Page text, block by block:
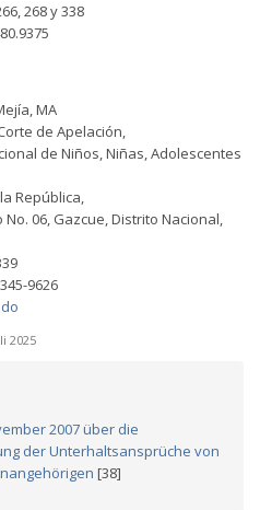
268 y 338
MA
de Apelación,
de Niños, Niñas, Adolescentes
República,
06, Gazcue, Distrito Nacional,
9626
2025
2007 über die
der Unterhaltsansprüche von
[38]